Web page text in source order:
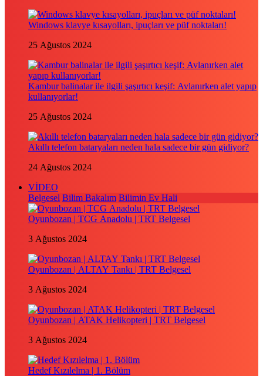
Windows klavye kısayolları, ipuçları ve püf noktaları!
25 Ağustos 2024
Kambur balinalar ile ilgili şaşırtıcı keşif: Avlanırken alet yapıp
kullanıyorlar!
25 Ağustos 2024
Akıllı telefon bataryaları neden hala sadece bir gün gidiyor?
24 Ağustos 2024
VİDEO
Belgesel Bilim Bakalım Bilimin Ev Hali
Oyunbozan | TCG Anadolu | TRT Belgesel
3 Ağustos 2024
Oyunbozan | ALTAY Tankı | TRT Belgesel
3 Ağustos 2024
Oyunbozan | ATAK Helikopteri | TRT Belgesel
3 Ağustos 2024
Hedef Kızılelma | 1. Bölüm